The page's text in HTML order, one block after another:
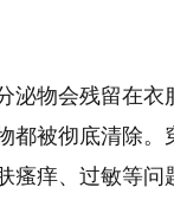
物会残留在衣
都被彻底清除。
瘙痒、过敏等问